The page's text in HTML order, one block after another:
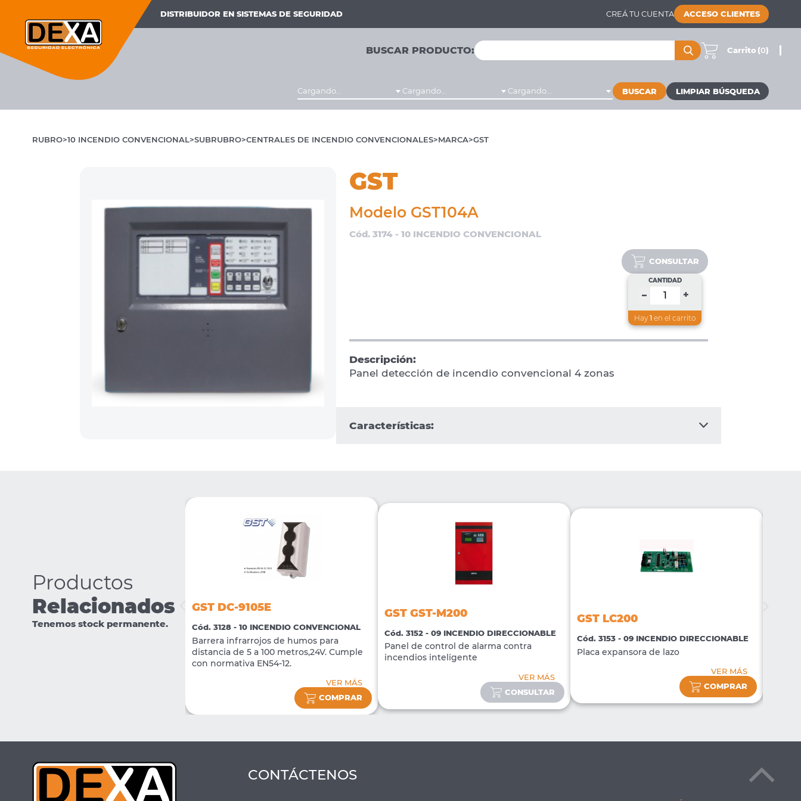
DISTRIBUIDOR EN SISTEMAS DE SEGURIDAD CREÁ TU CUENTA ACCESO CLIENTES
BUSCAR PRODUCTO: Carrito (0)
Cargando... Cargando... Cargando... BUSCAR
RUBRO 10 INCENDIO CONVENCIONAL SUBRUBRO CENTRALES DE INCENDIO CONVENCIONALES MARCA GST
GST
Modelo GST104A
Cód. 3174 - 10 INCENDIO CONVENCIONAL
CONSULTAR
CANTIDAD
– +
Hay1 en el carrito
Descripción:
Panel detección de incendio convencional 4 zonas
Características:
Productos
Relacionados
Tenemos stock permanente.
PSU24-10 GST DC-9105E
Cód. 3128 - 10 INCENDIO CONVENCIONAL
Barrera infrarrojos de humos para
distancia de 5 a 100 metros,24V. Cumple
con normativa EN54-12.
VER MÁS
COMPRAR
GST GST-M200
Cód. 3152 - 09 INCENDIO DIRECCIONABLE
Panel de control de alarma contra
incendios inteligente
VER MÁS
CONSULTAR
GST LC200
Cód. 3153 - 09 INCENDIO DIRECCIONABLE
Placa expansora de lazo
VER MÁS
COMPRAR
CONTÁCTENOS